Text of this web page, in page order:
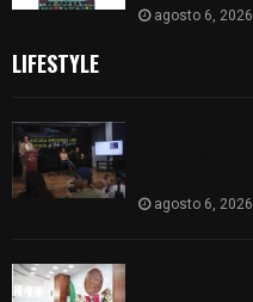
agosto 6, 2026
LIFESTYLE
agosto 6, 2026